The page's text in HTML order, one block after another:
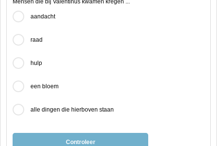
Mensen die bij Valentinus kwamen kregen ...
aandacht
raad
hulp
een bloem
alle dingen die hierboven staan
Controleer